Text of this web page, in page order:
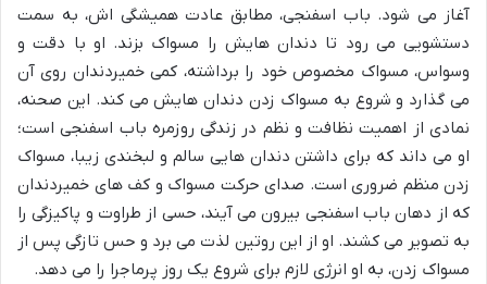
آغاز می شود. باب اسفنجی، مطابق عادت همیشگی اش، به سمت
دستشویی می رود تا دندان هایش را مسواک بزند. او با دقت و
وسواس، مسواک مخصوص خود را برداشته، کمی خمیردندان روی آن
می گذارد و شروع به مسواک زدن دندان هایش می کند. این صحنه،
نمادی از اهمیت نظافت و نظم در زندگی روزمره باب اسفنجی است؛
او می داند که برای داشتن دندان هایی سالم و لبخندی زیبا، مسواک
زدن منظم ضروری است. صدای حرکت مسواک و کف های خمیردندان
که از دهان باب اسفنجی بیرون می آیند، حسی از طراوت و پاکیزگی را
به تصویر می کشند. او از این روتین لذت می برد و حس تازگی پس از
مسواک زدن، به او انرژی لازم برای شروع یک روز پرماجرا را می دهد.